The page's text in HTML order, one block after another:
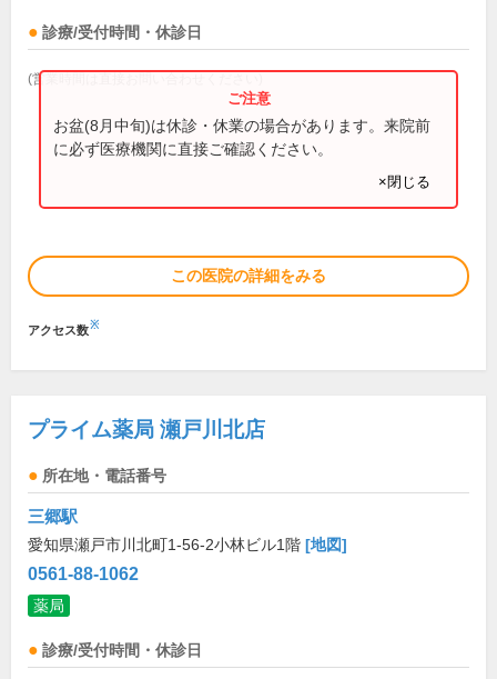
診療/受付時間・休診日
(営業時間は直接お問い合わせください)
お盆(8月中旬)は休診・休業の場合があります。来院前
に必ず医療機関に直接ご確認ください。
×閉じる
この医院の詳細をみる
アクセス数※
プライム薬局 瀬戸川北店
所在地・電話番号
三郷駅
愛知県瀬戸市川北町1-56-2小林ビル1階 [地図]
0561-88-1062
薬局
診療/受付時間・休診日